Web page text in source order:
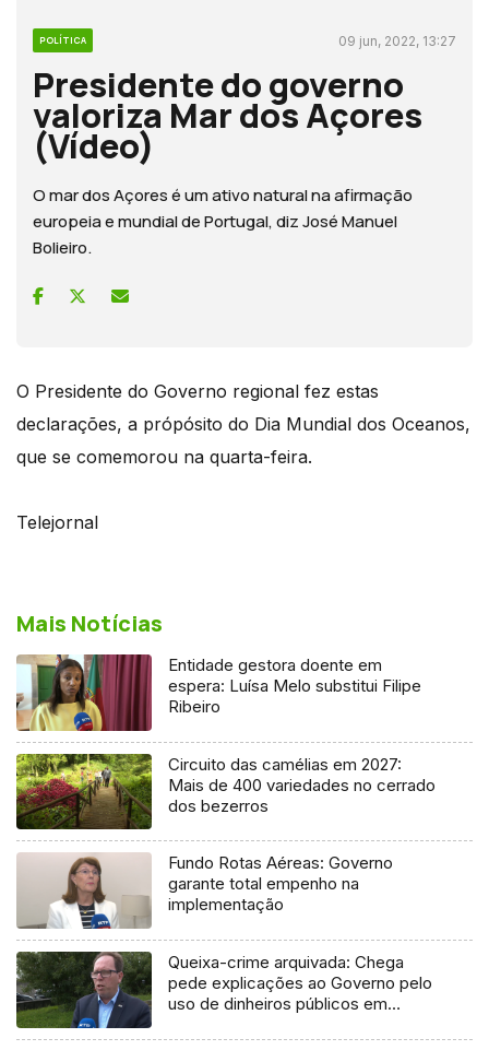
POLÍTICA 09 jun, 2022, 13:27
Presidente do governo
valoriza Mar dos Açores
(Vídeo)
O mar dos Açores é um ativo natural na afirmação
europeia e mundial de Portugal, diz José Manuel
Bolieiro.
O Presidente do Governo regional fez estas
declarações, a própósito do Dia Mundial dos Oceanos,
que se comemorou na quarta-feira.
Telejornal
Mais Notícias
Entidade gestora doente em
espera: Luísa Melo substitui Filipe
Ribeiro
Circuito das camélias em 2027:
Mais de 400 variedades no cerrado
dos bezerros
Fundo Rotas Aéreas: Governo
garante total empenho na
implementação
Queixa-crime arquivada: Chega
pede explicações ao Governo pelo
uso de dinheiros públicos em